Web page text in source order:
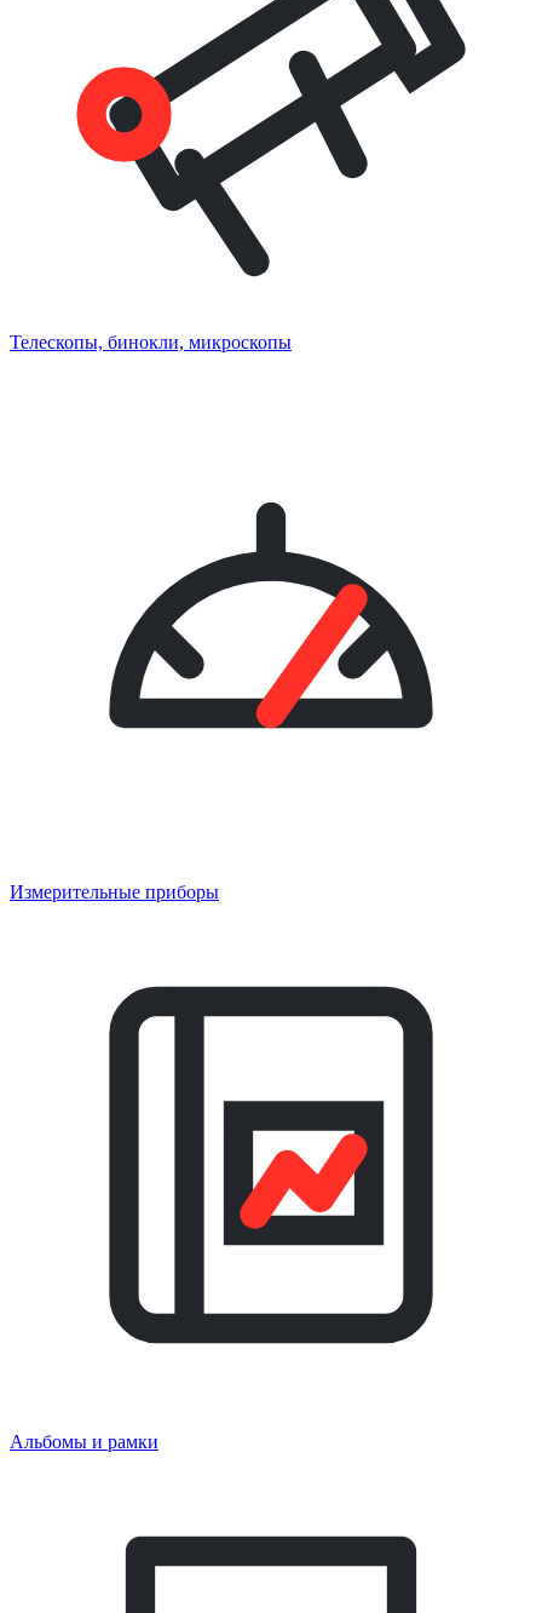
Телескопы, бинокли, микроскопы
Измерительные приборы
Альбомы и рамки